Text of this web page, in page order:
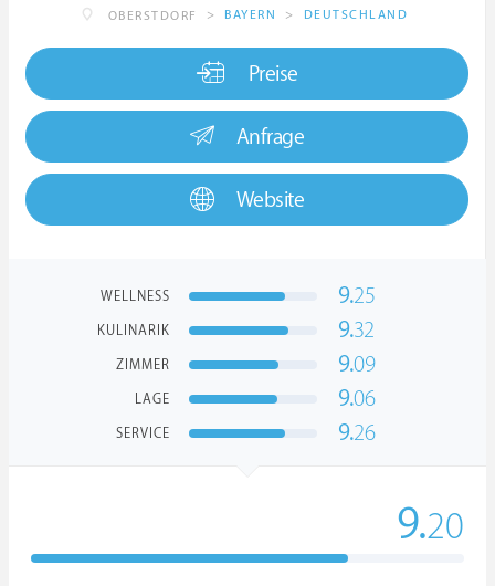
OBERSTDORF > BAYERN > DEUTSCHLAND
Preise
Anfrage
Website
WELLNESS 9.25
KULINARIK 9.32
ZIMMER 9.09
LAGE 9.06
SERVICE 9.26
9.20